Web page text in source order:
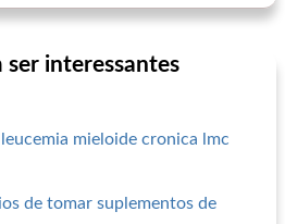
ser interessantes
mieloide cronica lmc
de tomar suplementos de